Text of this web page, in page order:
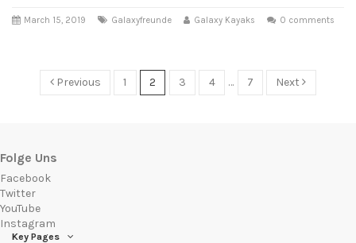
March 15, 2019 Galaxyfreunde Galaxy Kayaks 0 comments
Previous 1 2 3 4 … 7 Next
Folge Uns
Facebook
Twitter
YouTube
Instagram
Key Pages